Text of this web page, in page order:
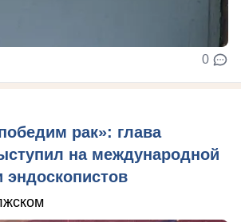
0
рак»: глава
на международной